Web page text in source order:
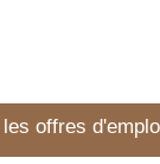
offres